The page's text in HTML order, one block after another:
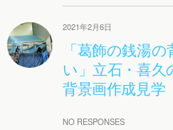
2021年2月6日
「葛飾の銭湯
い」立石・喜
背景画作成見学
NO RESPONSES